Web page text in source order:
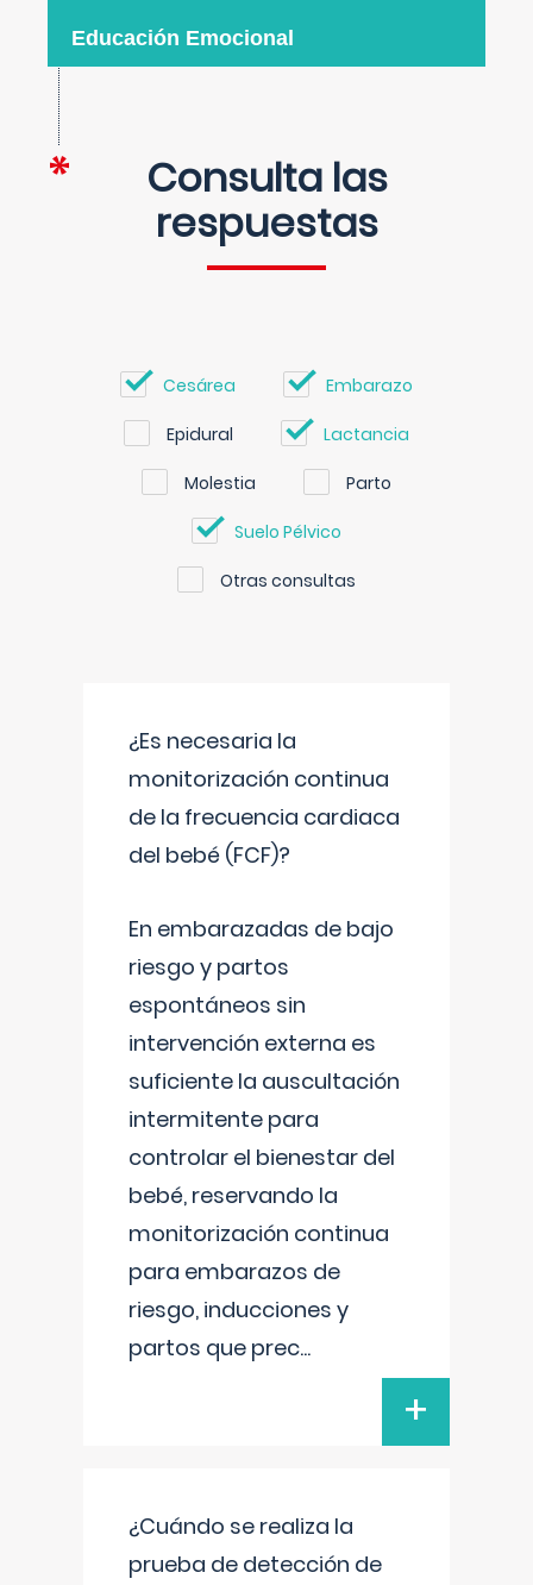
Educación Emocional
Consulta las
respuestas
Cesárea Embarazo
Epidural Lactancia
Molestia Parto
Suelo Pélvico
Otras consultas
¿Es necesaria la
monitorización continua
de la frecuencia cardiaca
del bebé (FCF)?
En embarazadas de bajo
riesgo y partos
espontáneos sin
intervención externa es
suficiente la auscultación
intermitente para
controlar el bienestar del
bebé, reservando la
monitorización continua
para embarazos de
riesgo, inducciones y
partos que prec...
+
¿Cuándo se realiza la
prueba de detección de